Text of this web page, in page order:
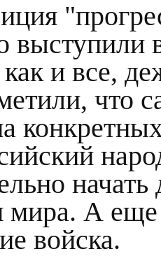
выступили
и все,
что
мира. А еще
войска.